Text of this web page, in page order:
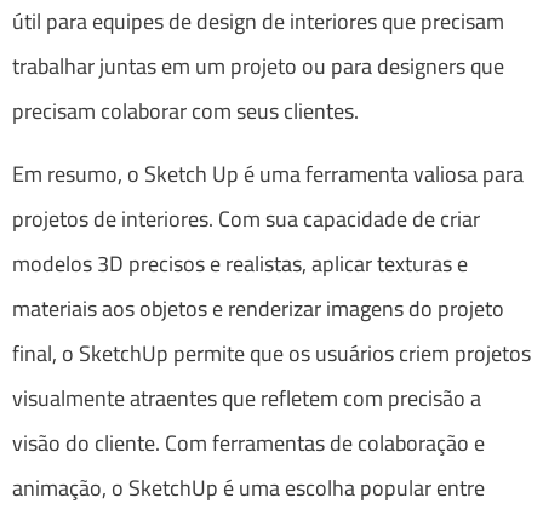
útil para equipes de design de interiores que precisam
trabalhar juntas em um projeto ou para designers que
precisam colaborar com seus clientes.
Em resumo, o Sketch Up é uma ferramenta valiosa para
projetos de interiores. Com sua capacidade de criar
modelos 3D precisos e realistas, aplicar texturas e
materiais aos objetos e renderizar imagens do projeto
final, o SketchUp permite que os usuários criem projetos
visualmente atraentes que refletem com precisão a
visão do cliente. Com ferramentas de colaboração e
animação, o SketchUp é uma escolha popular entre